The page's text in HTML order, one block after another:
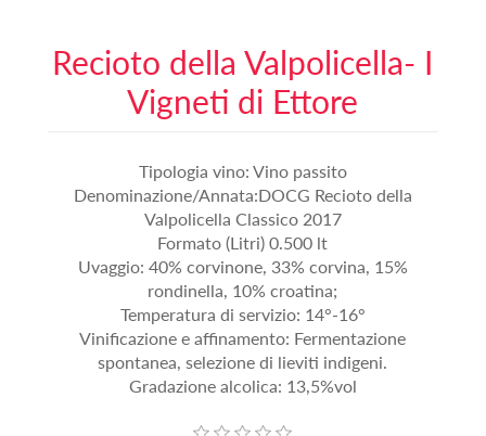
Recioto della Valpolicella- I
Vigneti di Ettore
Tipologia vino: Vino passito
Denominazione/Annata:DOCG Recioto della
Valpolicella Classico 2017
Formato (Litri) 0.500 lt
Uvaggio: 40% corvinone, 33% corvina, 15%
rondinella, 10% croatina;
Temperatura di servizio: 14°-16°
Vinificazione e affinamento: Fermentazione
spontanea, selezione di lieviti indigeni.
Gradazione alcolica: 13,5%vol